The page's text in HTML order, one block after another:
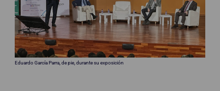
Eduardo García Parra, de pie, durante su exposición